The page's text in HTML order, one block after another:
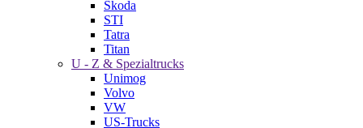
Skoda
STI
Tatra
Titan
U - Z & Spezialtrucks
Unimog
Volvo
VW
US-Trucks